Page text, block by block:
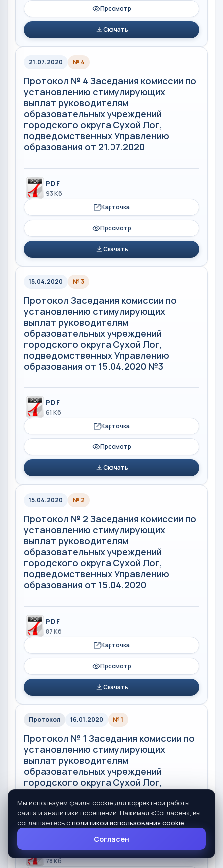
Просмотр
Скачать
21.07.2020 № 4
Протокол № 4 Заседания комиссии по
установлению стимулирующих
выплат руководителям
образовательных учреждений
городского округа Сухой Лог,
подведомственных Управлению
образования от 21.07.2020
PDF
93 Кб
Карточка
Просмотр
Скачать
15.04.2020 № 3
Протокол Заседания комиссии по
установлению стимулирующих
выплат руководителям
образовательных учреждений
городского округа Сухой Лог,
подведомственных Управлению
образования от 15.04.2020 №3
PDF
61 Кб
Карточка
Просмотр
Скачать
15.04.2020 № 2
Протокол № 2 Заседания комиссии по
установлению стимулирующих
выплат руководителям
образовательных учреждений
городского округа Сухой Лог,
подведомственных Управлению
образования от 15.04.2020
PDF
87 Кб
Карточка
Просмотр
Скачать
Протокол 16.01.2020 № 1
Протокол № 1 Заседания комиссии по
установлению стимулирующих
выплат руководителям
образовательных учреждений
городского округа Сухой Лог,
подведомственных Управлению
образования от 16.01.2020
Автор: Управление образования
PDF
78 Кб
Мы используем файлы cookie для корректной работы
сайта и аналитики посещений. Нажимая «Согласен», вы
соглашаетесь с политикой использования cookie.
Согласен